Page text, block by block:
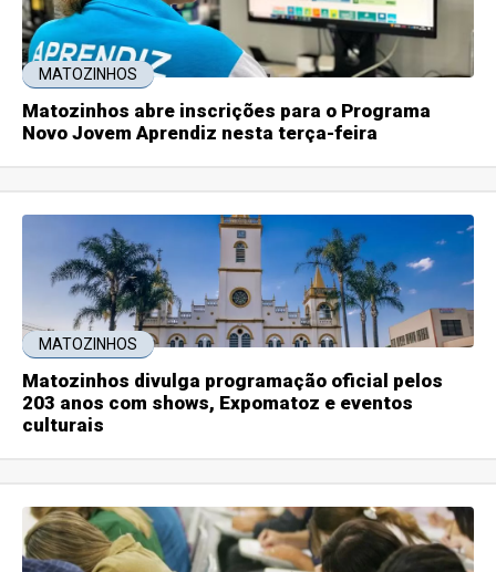
MATOZINHOS
Matozinhos abre inscrições para o Programa
Novo Jovem Aprendiz nesta terça-feira
MATOZINHOS
Matozinhos divulga programação oficial pelos
203 anos com shows, Expomatoz e eventos
culturais